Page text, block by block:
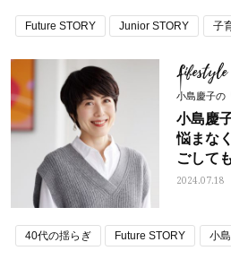
Future STORY Junior STORY 子
Lifestyle
小島慶子の
小島慶
悩まな
ごして
よく思
2024.07.18
40代の揺らぎ Future STORY 小